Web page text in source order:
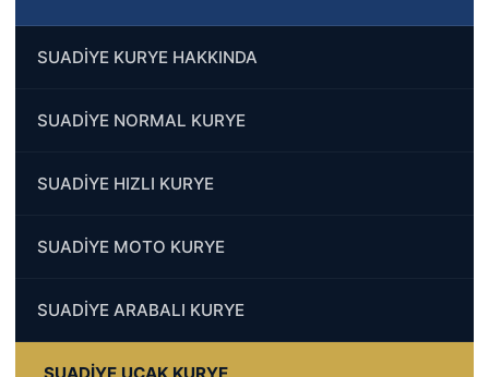
SUADİYE KURYE HAKKINDA
SUADİYE NORMAL KURYE
SUADİYE HIZLI KURYE
SUADİYE MOTO KURYE
SUADİYE ARABALI KURYE
SUADİYE UÇAK KURYE